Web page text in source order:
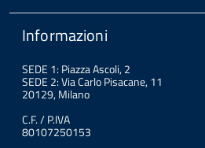
Informazioni
SEDE 1: Piazza Ascoli, 2
SEDE 2: Via Carlo Pisacane, 11
20129, Milano
C.F. / P.IVA
80107250153